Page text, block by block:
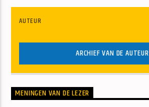
AUTEUR
ARCHIEF VAN DE AUTEUR
MENINGEN VAN DE LEZER